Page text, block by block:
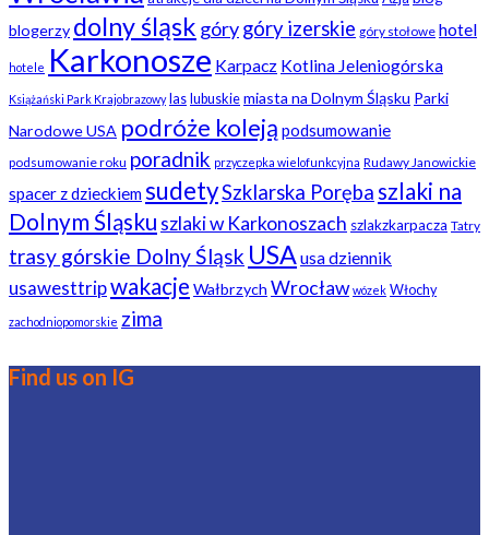
blogerzy dolny śląsk górygóry izerskie góry stołowe hotel
hotele Karkonosze Karpacz Kotlina Jeleniogórska
Książański Park Krajobrazowy las lubuskie miasta na Dolnym Śląsku Parki
Narodowe USA podróże koleją podsumowanie
podsumowanie roku poradnik przyczepka wielofunkcyjna Rudawy Janowickie
spacer z dzieckiemsudetySzklarska Porębaszlaki na
Dolnym Śląsku szlaki w Karkonoszach szlakzkarpacza Tatry
trasy górskie Dolny Śląsk USAusa dziennik
usawesttripwakacje Wałbrzych Wrocław wózek Włochy
zachodniopomorskie zima
Find us on IG